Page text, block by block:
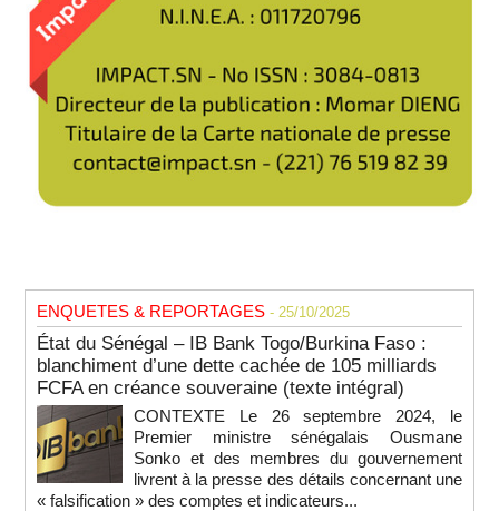
ENQUETES & REPORTAGES - 25/10/2025
État du Sénégal – IB Bank Togo/Burkina Faso :
blanchiment d’une dette cachée de 105 milliards
FCFA en créance souveraine (texte intégral)
CONTEXTE Le 26 septembre 2024, le
Premier ministre sénégalais Ousmane
Sonko et des membres du gouvernement
livrent à la presse des détails concernant une
« falsification » des comptes et indicateurs...